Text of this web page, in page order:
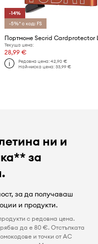
-14%
-5%* с код: FS
Текуща цена:
28,99 €
Редовна цена: 42,90 €
Най-ниска цена: 33,99 €
ни и
за
за да получаваш
и продукти.
с редовна цена.
да е 80 €. Отстъпката
и точки от AC